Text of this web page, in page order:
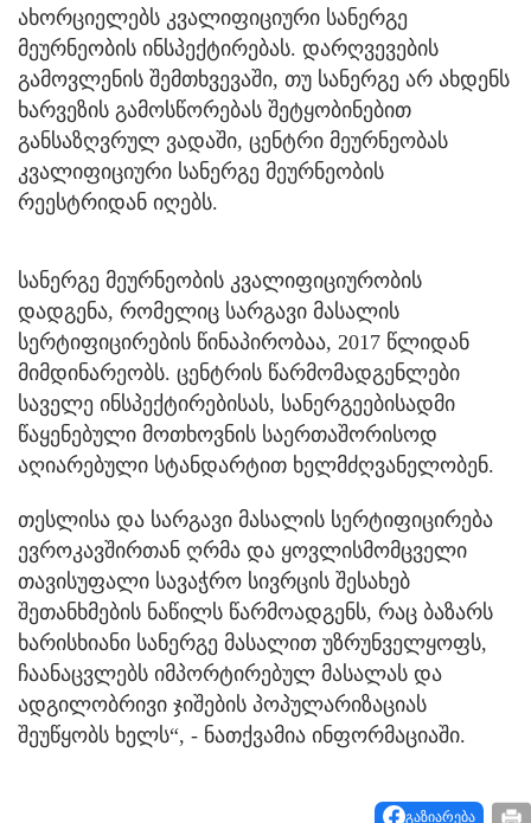
ახორციელებს კვალიფიციური სანერგე
მეურნეობის ინსპექტირებას. დარღვევების
გამოვლენის შემთხვევაში, თუ სანერგე არ ახდენს
ხარვეზის გამოსწორებას შეტყობინებით
განსაზღვრულ ვადაში, ცენტრი მეურნეობას
კვალიფიციური სანერგე მეურნეობის
რეესტრიდან იღებს.
სანერგე მეურნეობის კვალიფიციურობის
დადგენა, რომელიც სარგავი მასალის
სერტიფიცირების წინაპირობაა, 2017 წლიდან
მიმდინარეობს. ცენტრის წარმომადგენლები
საველე ინსპექტირებისას, სანერგეებისადმი
წაყენებული მოთხოვნის საერთაშორისოდ
აღიარებული სტანდარტით ხელმძღვანელობენ.
თესლისა და სარგავი მასალის სერტიფიცირება
ევროკავშირთან ღრმა და ყოვლისმომცველი
თავისუფალი სავაჭრო სივრცის შესახებ
შეთანხმების ნაწილს წარმოადგენს, რაც ბაზარს
ხარისხიანი სანერგე მასალით უზრუნველყოფს,
ჩაანაცვლებს იმპორტირებულ მასალას და
ადგილობრივი ჯიშების პოპულარიზაციას
შეუწყობს ხელს“, - ნათქვამია ინფორმაციაში.
გაზიარება